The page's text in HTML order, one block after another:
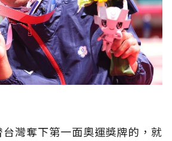
灣奪下第一面奧運獎牌的，就